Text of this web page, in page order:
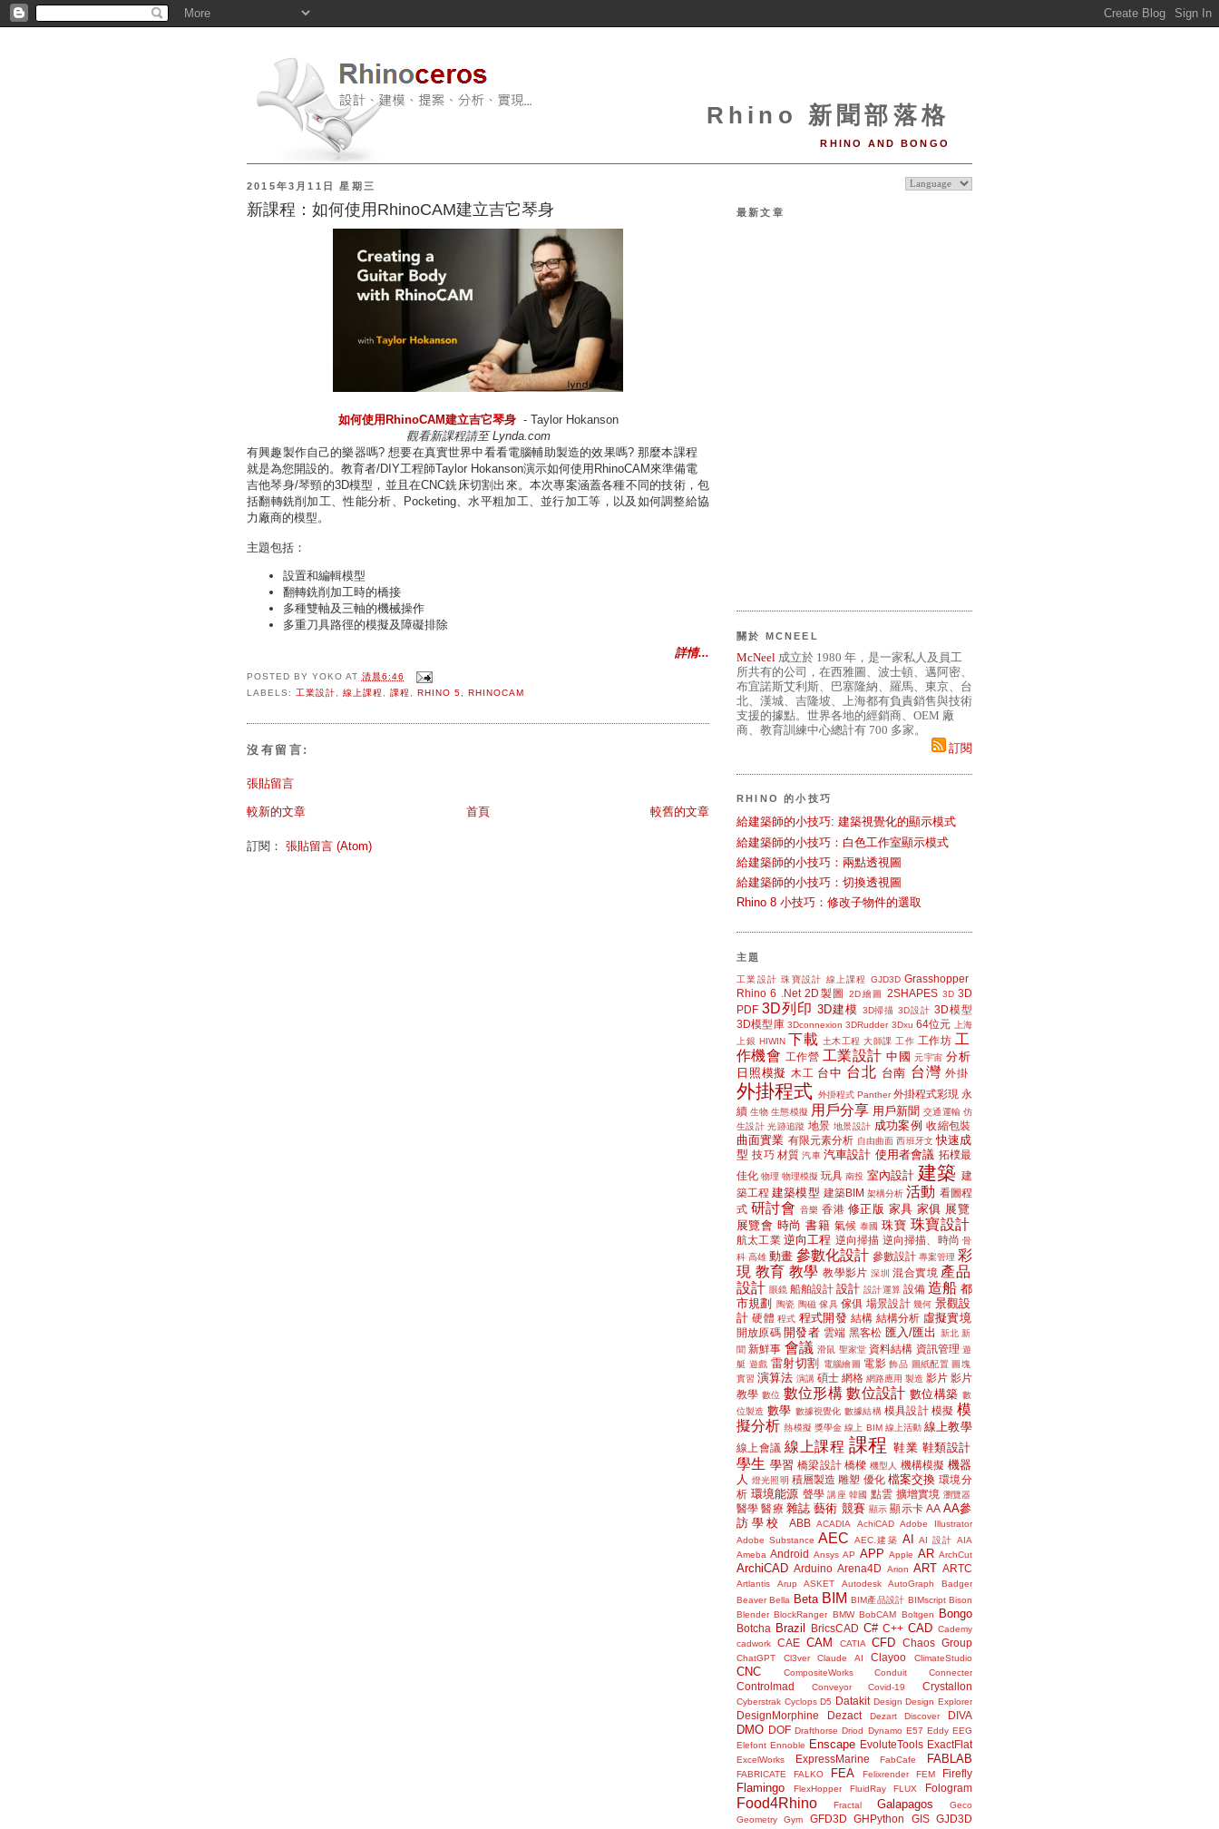
Rhino 新聞部落格
RHINO AND BONGO
2015年3月11日 星期三
新課程：如何使用RhinoCAM建立吉它琴身
如何使用RhinoCAM建立吉它琴身 - Taylor Hokanson
觀看新課程請至 Lynda.com
有興趣製作自己的樂器嗎? 想要在真實世界中看看電腦輔助製造的效果嗎? 那麼本課程
就是為您開設的。教育者/DIY工程師Taylor Hokanson演示如何使用RhinoCAM來準備電
吉他琴身/琴頸的3D模型，並且在CNC銑床切割出來。本次專案涵蓋各種不同的技術，包
括翻轉銑削加工、性能分析、Pocketing、水平粗加工、並行加工等，以及如何調整給協
力廠商的模型。
主題包括：
設置和編輯模型
翻轉銑削加工時的橋接
多種雙軸及三軸的機械操作
多重刀具路徑的模擬及障礙排除
詳情...
POSTED BY YOKO AT 清晨6:46
LABELS: 工業設計, 線上課程, 課程, RHINO 5, RHINOCAM
沒有留言:
張貼留言
較新的文章 較舊的文章
首頁
訂閱： 張貼留言 (Atom)
最新文章
關於 MCNEEL
McNeel 成立於 1980 年，是一家私人及員工
所共有的公司，在西雅圖、波士頓、邁阿密、
布宜諾斯艾利斯、巴塞隆納、羅馬、東京、台
北、漢城、吉隆坡、上海都有負責銷售與技術
支援的據點。世界各地的經銷商、OEM 廠
商、教育訓練中心總計有 700 多家。
訂閱
RHINO 的小技巧
給建築師的小技巧: 建築視覺化的顯示模式
給建築師的小技巧：白色工作室顯示模式
給建築師的小技巧：兩點透視圖
給建築師的小技巧：切換透視圖
Rhino 8 小技巧：修改子物件的選取
主題
工業設計 珠寶設計 線上課程 GJD3D Grasshopper
Rhino 6
.Net 2D製圖 2D繪圖 2SHAPES 3D 3D
PDF 3D列印 3D建模 3D掃描 3D設計 3D模型
3D模型庫 3Dconnexion 3DRudder 3Dxu 64位元
上海
上銀 HIWIN 下載 土木工程 大師課 工作 工作坊 工
作機會 工作營 工業設計 中國 元宇宙 分析
日照模擬
木工 台中 台北 台南 台灣 外掛
外掛程式 外掛程式 Panther 外掛程式彩現 永
續 生物 生態模擬 用戶分享 用戶新聞 交通運輸 仿
生設計 光跡追蹤 地景 地景設計 成功案例 收縮包裝
曲面實業 有限元素分析 自由曲面 西班牙文 快速成
型 技巧 材質 汽車 汽車設計 使用者會議 拓樸最
佳化 物理 物理模擬 玩具 南投 室內設計 建築 建
築工程 建築模型 建築BIM 架構分析 活動 看圖程
式 研討會 音樂 香港 修正版 家具 家俱 展覽
展覽會 時尚 書籍 氣候 泰國 珠寶 珠寶設計
航太工業 逆向工程 逆向掃描 逆向掃描、時尚 骨
科 高雄 動畫 參數化設計 參數設計 專案管理 彩
現 教育 教學 教學影片 深圳 混合實境 產品
設計 眼鏡 船舶設計 設計 設計運算 設備 造船 都
市規劃
陶瓷 陶磁 傢具 傢俱 場景設計 幾何 景觀設
計 硬體 程式 程式開發 結構 結構分析 虛擬實境
開放原碼 開發者 雲端 黑客松 匯入/匯出 新北 新
聞 新鮮事 會議 滑鼠 聖家堂 資料結構 資訊管理 遊
艇 遊戲 雷射切割 電腦繪圖 電影 飾品 圖紙配置 圖塊
實習 演算法 演講 碩士 網格 網路應用 製造 影片 影片
教學 數位 數位形構 數位設計 數位構築 數
位製造 數學 數據視覺化 數據結構 模具設計 模擬 模
擬分析 熱模擬 獎學金 線上 BIM 線上活動 線上教學
線上會議 線上課程 課程 鞋業 鞋類設計
學生 學習 橋梁設計 橋樑 機型人 機構模擬 機器
人
燈光照明 積層製造 雕塑 優化 檔案交換 環境分
析 環境能源 聲學 講座 韓國 點雲 擴增實境 瀏覽器
醫學 醫療 雜誌 藝術 競賽 顯示 顯示卡 AA AA參
訪學校
ABB ACADIA AchiCAD
Adobe Illustrator
Adobe Substance AEC AEC.建築 AI AI 設計 AIA
Ameba Android Ansys AP APP Apple AR ArchCut
ArchiCAD Arduino Arena4D Arion ART ARTC
Artlantis Arup ASKET Autodesk AutoGraph
Badger
Beaver Bella Beta BIM BIM產品設計 BIMscript Bison
Blender BlockRanger BMW BobCAM Boltgen Bongo
Botcha Brazil BricsCAD C# C++ CAD Cademy
cadwork
CAE CAM CATIA CFD Chaos Group
ChatGPT Cl3ver Claude AI Clayoo ClimateStudio
CNC CompositeWorks Conduit Connecter
Controlmad Conveyor Covid-19 Crystallon
Cyberstrak Cyclops D5 Datakit Design Design Explorer
DesignMorphine Dezact Dezart Discover DIVA
DMO DOF Drafthorse Driod Dynamo E57 Eddy EEG
Elefont Ennoble Enscape EvoluteTools ExactFlat
ExcelWorks ExpressMarine FabCafe FABLAB
FABRICATE FALKO FEA Felixrender FEM Firefly
Flamingo FlexHopper FluidRay FLUX Fologram
Food4Rhino Fractal Galapagos
Geco
Geometry Gym
GFD3D GHPython GIS GJD3D